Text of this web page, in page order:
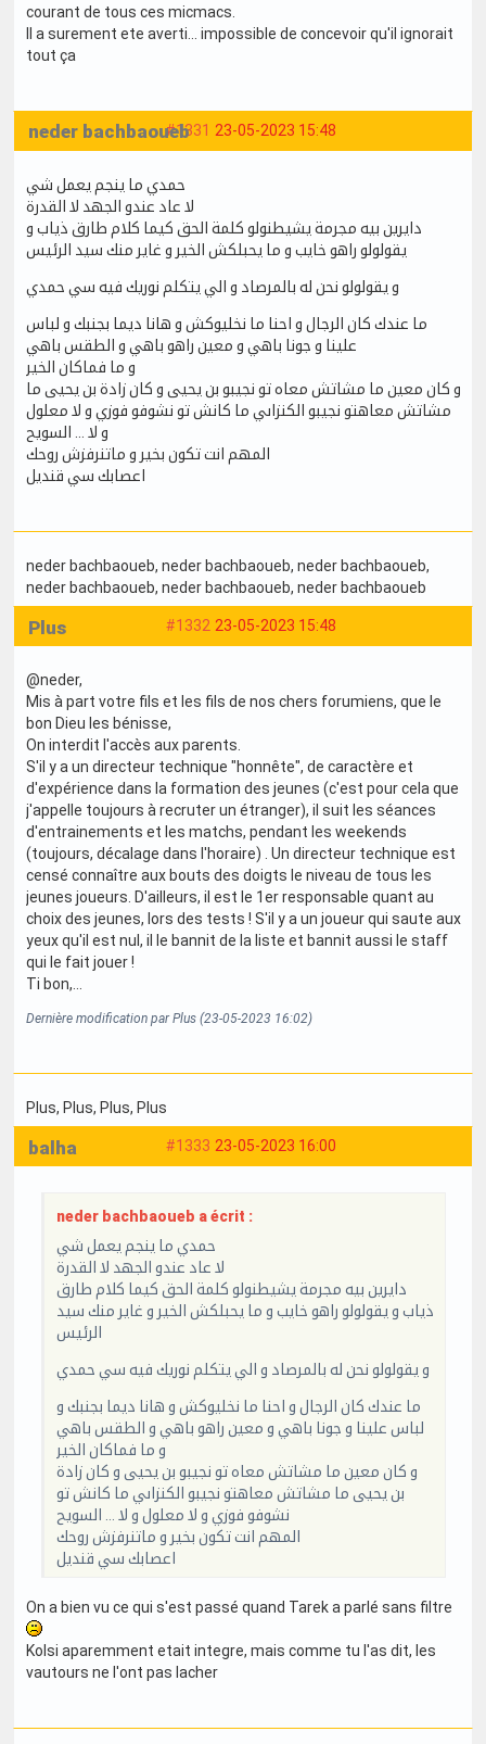
courant de tous ces micmacs.
Il a surement ete averti... impossible de concevoir qu'il ignorait
tout ça
#1331 23-05-2023 15:48
neder bachbaoueb
حمدي ما ينجم يعمل شي
لا عاد عندو الجهد لا القدرة
دايرين بيه مجرمة يشيطنولو كلمة الحق كيما كلام طارق ذياب و
يقولولو راهو خايب و ما يحبلكش الخير و غاير منك سيد الرئيس
و يقولولو نحن له بالمرصاد و الي يتكلم نوريك فيه سي حمدي
ما عندك كان الرجال و احنا ما نخليوكش و هانا ديما بجنبك و لباس
علينا و جونا باهي و معين راهو باهي و الطقس باهي
و ما فماكان الخير
و كان معين ما مشاتش معاه تو نجيبو بن يحيى و كان زادة بن يحيى ما
مشاتش معاهتو نجيبو الكنزاىي ما كانش تو نشوفو فوزي و لا معلول
و لا ... السويح
المهم انت تكون بخير و ماتنرفزش روحك
اعصابك سي قنديل
neder bachbaoueb, neder bachbaoueb, neder bachbaoueb,
neder bachbaoueb, neder bachbaoueb, neder bachbaoueb
#1332 23-05-2023 15:48
Plus
@neder,
Mis à part votre fils et les fils de nos chers forumiens, que le
bon Dieu les bénisse,
On interdit l'accès aux parents.
S'il y a un directeur technique "honnête", de caractère et
d'expérience dans la formation des jeunes (c'est pour cela que
j'appelle toujours à recruter un étranger), il suit les séances
d'entrainements et les matchs, pendant les weekends
(toujours, décalage dans l'horaire) . Un directeur technique est
censé connaître aux bouts des doigts le niveau de tous les
jeunes joueurs. D'ailleurs, il est le 1er responsable quant au
choix des jeunes, lors des tests ! S'il y a un joueur qui saute aux
yeux qu'il est nul, il le bannit de la liste et bannit aussi le staff
qui le fait jouer !
Ti bon,...
Dernière modification par Plus (23-05-2023 16:02)
Plus, Plus, Plus, Plus
#1333 23-05-2023 16:00
balha
neder bachbaoueb a écrit :
حمدي ما ينجم يعمل شي
لا عاد عندو الجهد لا القدرة
دايرين بيه مجرمة يشيطنولو كلمة الحق كيما كلام طارق
ذياب و يقولولو راهو خايب و ما يحبلكش الخير و غاير منك سيد
الرئيس
و يقولولو نحن له بالمرصاد و الي يتكلم نوريك فيه سي حمدي
ما عندك كان الرجال و احنا ما نخليوكش و هانا ديما بجنبك و
لباس علينا و جونا باهي و معين راهو باهي و الطقس باهي
و ما فماكان الخير
و كان معين ما مشاتش معاه تو نجيبو بن يحيى و كان زادة
بن يحيى ما مشاتش معاهتو نجيبو الكنزاىي ما كانش تو
نشوفو فوزي و لا معلول و لا ... السويح
المهم انت تكون بخير و ماتنرفزش روحك
اعصابك سي قنديل
On a bien vu ce qui s'est passé quand Tarek a parlé sans filtre
Kolsi aparemment etait integre, mais comme tu l'as dit, les
vautours ne l'ont pas lacher